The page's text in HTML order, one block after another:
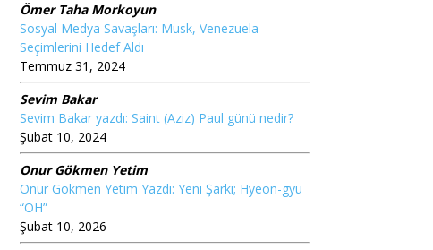
Ömer Taha Morkoyun
Sosyal Medya Savaşları: Musk, Venezuela
Seçimlerini Hedef Aldı
Temmuz 31, 2024
Sevim Bakar
Sevim Bakar yazdı: Saint (Aziz) Paul günü nedir?
Şubat 10, 2024
Onur Gökmen Yetim
Onur Gökmen Yetim Yazdı: Yeni Şarkı; Hyeon-gyu
“OH”
Şubat 10, 2026